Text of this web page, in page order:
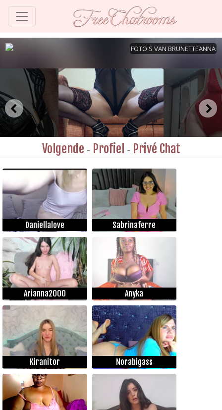
Volgende - Profiel - Privé Chat
Daniellalove Sabrinaferre
Arianna2000 Anyka
Kiranitor Norabigass